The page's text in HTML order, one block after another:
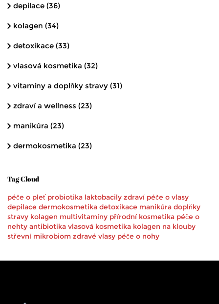
depilace (36)
kolagen (34)
detoxikace (33)
vlasová kosmetika (32)
vitamíny a doplňky stravy (31)
zdraví a wellness (23)
manikúra (23)
dermokosmetika (23)
Tag Cloud
péče o pleť probiotika laktobacily zdraví péče o vlasy
depilace dermokosmetika detoxikace manikúra doplňky
stravy kolagen multivitamíny přírodní kosmetika péče o
nehty antibiotika vlasová kosmetika kolagen na klouby
střevní mikrobiom zdravé vlasy péče o nohy